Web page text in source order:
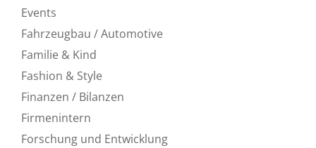
Events
Fahrzeugbau / Automotive
Familie & Kind
Fashion & Style
Finanzen / Bilanzen
Firmenintern
Forschung und Entwicklung